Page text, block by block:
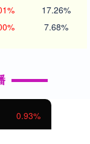
17.26%
7.68%
1.01%